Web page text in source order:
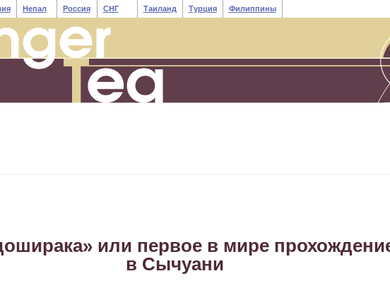
Непал Россия СНГ Таиланд Турция Филиппины
или первое в мире
в Сычуани